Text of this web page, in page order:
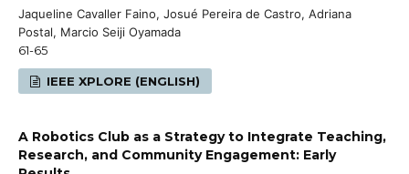
Jaqueline Cavaller Faino, Josué Pereira de Castro, Adriana
Postal, Marcio Seiji Oyamada
61-65
IEEE XPLORE (ENGLISH)
A Robotics Club as a Strategy to Integrate Teaching,
Research, and Community Engagement: Early